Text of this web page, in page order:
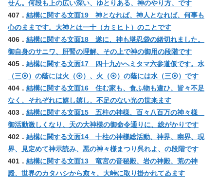
せん。何段も上の広い深い、ゆとりある、神のやり方、です
407． 結構に関する文面19 神となれば、神人となれば、何事も
心のままです。大神とは一十（カミヒト）のことです
406． 結構に関する文面18 遂に、神も堪忍袋の緒切れました。
御自身のサニワ、肝腎の理解、その上で神の御用の段階です
405． 結構に関する文面17 四十九かへミタマ六参道仮です。水
（三⦿）の蔭には火（⦿）、火（⦿）の蔭には水（三⦿）です
404． 結構に関する文面16 住む家も、食ふ物も違ひ、皆々不足
なく、それぞれに嬉し嬉し、不足のない光の世来ます
403． 結構に関する文面15 五柱の神様、百々八百万の神々様
御活動激しくなり、天の大神様の御命令通りに、総がかりです
402． 結構に関する文面14 十柱の神様総活動、神界、幽界、現
界、見定めて神示読み、悪の神々様まつり呉れよ、の段階です
401． 結構に関する文面13 竜宮の音秘殿、岩の神殿、荒の神
殿、世界のカタハシから愈々、大峠に取り掛かれてゐます